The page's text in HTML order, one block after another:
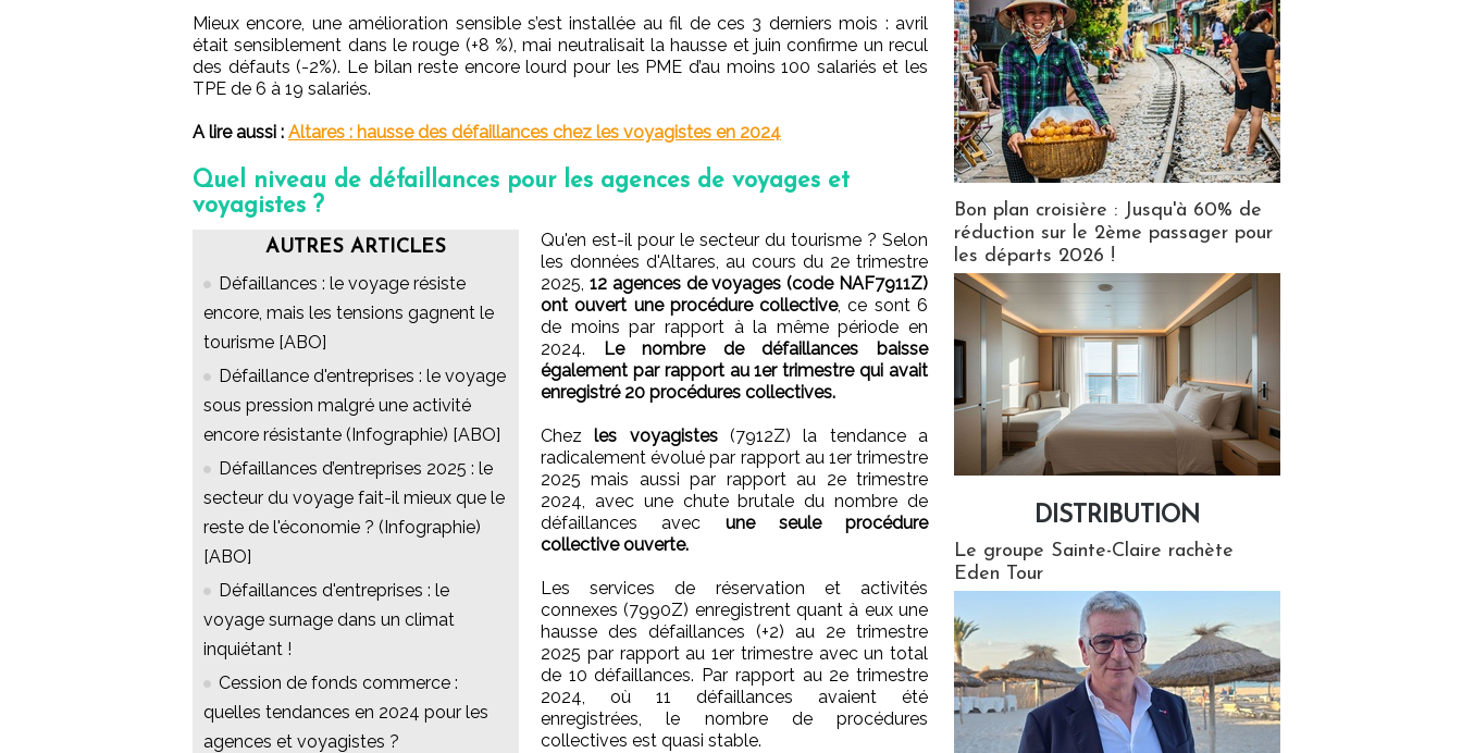
Mieux encore, une amélioration sensible s’est installée au fil de ces 3 derniers mois : avril
était sensiblement dans le rouge (+8 %), mai neutralisait la hausse et juin confirme un recul
des défauts (-2%). Le bilan reste encore lourd pour les PME d’au moins 100 salariés et les
TPE de 6 à 19 salariés.
A lire aussi : Altares : hausse des défaillances chez les voyagistes en 2024
Quel niveau de défaillances pour les agences de voyages et
voyagistes ?
AUTRES ARTICLES
Défaillances : le voyage résiste
encore, mais les tensions gagnent le
tourisme [ABO]
Défaillance d'entreprises : le voyage
sous pression malgré une activité
encore résistante (Infographie) [ABO]
Défaillances d’entreprises 2025 : le
secteur du voyage fait-il mieux que le
reste de l'économie ? (Infographie)
[ABO]
Défaillances d'entreprises : le
voyage surnage dans un climat
inquiétant !
Cession de fonds commerce :
quelles tendances en 2024 pour les
agences et voyagistes ?
Qu'en est-il pour le secteur du tourisme ? Selon
les données d'Altares, au cours du 2e trimestre
2025, 12 agences de voyages (code NAF7911Z)
ont ouvert une procédure collective, ce sont 6
de moins par rapport à la même période en
2024.
Le nombre de défaillances baisse
également par rapport au 1er trimestre qui avait
enregistré 20 procédures collectives.
Chez les voyagistes(7912Z) la tendance a
radicalement évolué par rapport au 1er trimestre
2025 mais aussi par rapport au 2e trimestre
2024, avec une chute brutale du nombre de
défaillances avec une seule procédure
collective ouverte.
Les services de réservation et activités
connexes (7990Z) enregistrent quant à eux une
hausse des défaillances (+2) au 2e trimestre
2025 par rapport au 1er trimestre avec un total
de 10 défaillances. Par rapport au 2e trimestre
2024, où 11 défaillances avaient été
enregistrées, le nombre de procédures
collectives est quasi stable.
Bon plan croisière : Jusqu'à 60% de
réduction sur le 2ème passager pour
les départs 2026 !
DISTRIBUTION
Le groupe Sainte-Claire rachète
Eden Tour